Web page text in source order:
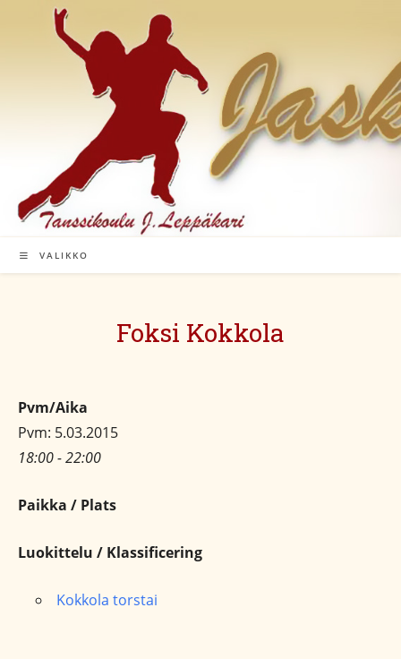
VALIKKO
Foksi Kokkola
Pvm/Aika
Pvm: 5.03.2015
18:00 - 22:00
Paikka / Plats
Luokittelu / Klassificering
Kokkola torstai